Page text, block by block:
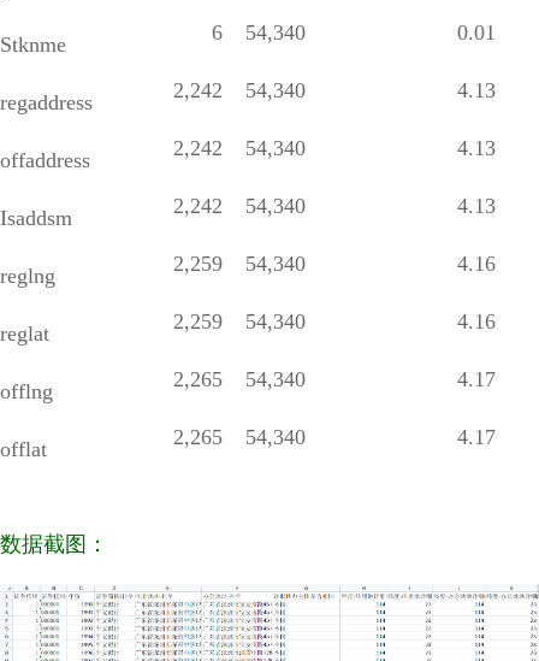
Stknme 6 54,340 0.01
regaddress 2,242 54,340 4.13
offaddress 2,242 54,340 4.13
Isaddsm 2,242 54,340 4.13
reglng 2,259 54,340 4.16
reglat 2,259 54,340 4.16
offlng 2,265 54,340 4.17
offlat 2,265 54,340 4.17
数据截图：